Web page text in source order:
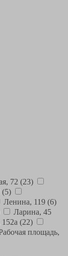
72 (23)
(5)
Ленина, 119 (6)
Ларина, 45
(22)
площадь,